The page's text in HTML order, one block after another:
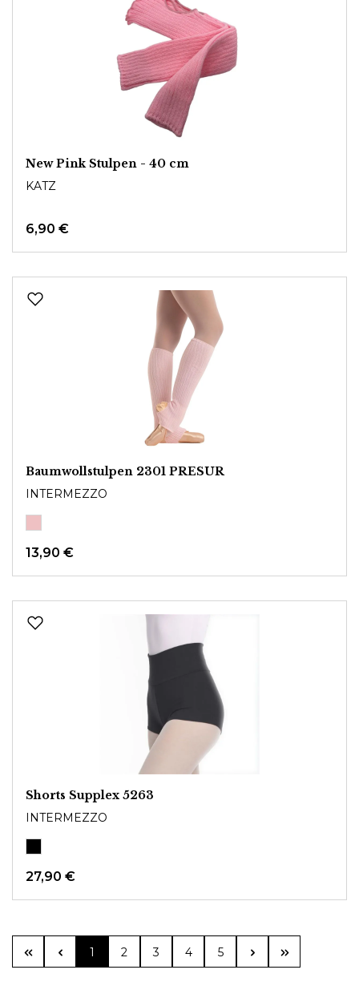
New Pink Stulpen - 40 cm
KATZ
6,90 €
Baumwollstulpen 2301 PRESUR
INTERMEZZO
13,90 €
Shorts Supplex 5263
INTERMEZZO
27,90 €
Seite
1 Seite
2 Seite
3 Seite
4 Seite
5